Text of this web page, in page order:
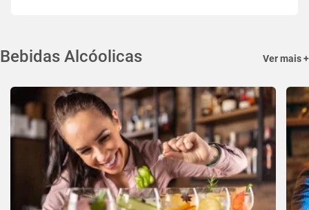
Bebidas Alcóolicas Ver mais +